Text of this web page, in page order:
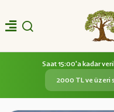
Saat 15:00'a kadar
2000 TL ve üzeri